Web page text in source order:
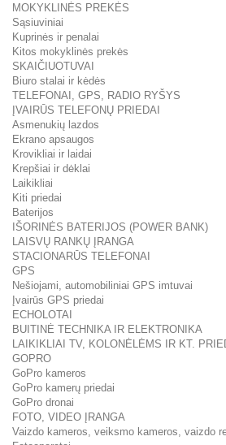
MOKYKLINĖS PREKĖS
Sąsiuviniai
Kuprinės ir penalai
Kitos mokyklinės prekės
SKAIČIUOTUVAI
Biuro stalai ir kėdės
TELEFONAI, GPS, RADIO RYŠYS
ĮVAIRŪS TELEFONŲ PRIEDAI
Asmenukių lazdos
Ekrano apsaugos
Krovikliai ir laidai
Krepšiai ir dėklai
Laikikliai
Kiti priedai
Baterijos
IŠORINĖS BATERIJOS (POWER BANK)
LAISVŲ RANKŲ ĮRANGA
STACIONARŪS TELEFONAI
GPS
Nešiojami, automobiliniai GPS imtuvai
Įvairūs GPS priedai
ECHOLOTAI
BUITINĖ TECHNIKA IR ELEKTRONIKA
LAIKIKLIAI TV, KOLONĖLĖMS IR KT.
GOPRO
GoPro kameros
GoPro kamerų priedai
GoPro dronai
FOTO, VIDEO ĮRANGA
Vaizdo kameros, veiksmo kameros, vaizdo